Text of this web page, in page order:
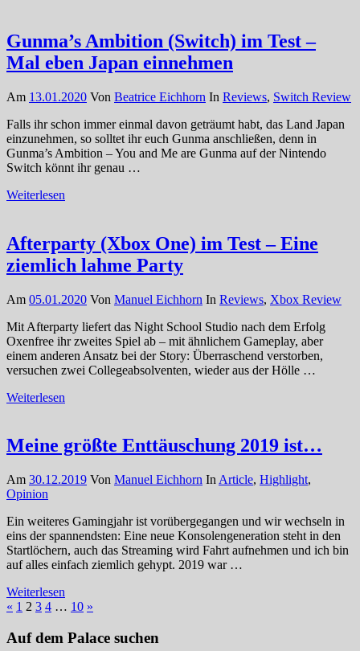
Gunma’s Ambition (Switch) im Test –
Mal eben Japan einnehmen
Am 13.01.2020 Von Beatrice Eichhorn In Reviews, Switch Review
Falls ihr schon immer einmal davon geträumt habt, das Land Japan
einzunehmen, so solltet ihr euch Gunma anschließen, denn in
Gunma’s Ambition – You and Me are Gunma auf der Nintendo
Switch könnt ihr genau …
Weiterlesen
Afterparty (Xbox One) im Test – Eine
ziemlich lahme Party
Am 05.01.2020 Von Manuel Eichhorn In Reviews, Xbox Review
Mit Afterparty liefert das Night School Studio nach dem Erfolg
Oxenfree ihr zweites Spiel ab – mit ähnlichem Gameplay, aber
einem anderen Ansatz bei der Story: Überraschend verstorben,
versuchen zwei Collegeabsolventen, wieder aus der Hölle …
Weiterlesen
Meine größte Enttäuschung 2019 ist…
Am 30.12.2019 Von Manuel Eichhorn In Article, Highlight,
Opinion
Ein weiteres Gamingjahr ist vorübergegangen und wir wechseln in
eins der spannendsten: Eine neue Konsolengeneration steht in den
Startlöchern, auch das Streaming wird Fahrt aufnehmen und ich bin
auf alles einfach ziemlich gehypt. 2019 war …
Weiterlesen
Seitennummerierung
der
« Vorherige
1 2 3 4 … 10 Nächste
»
Auf dem Palace suchen